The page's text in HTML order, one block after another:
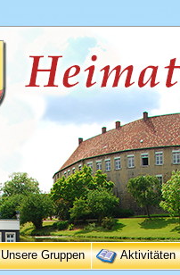
Unsere Gruppen Aktivitäten